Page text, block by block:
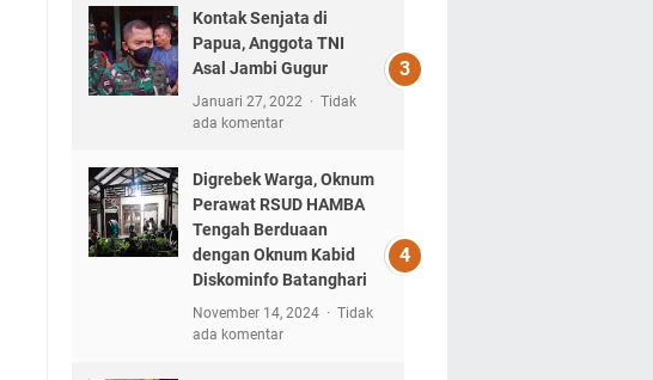
Kontak Senjata di
Papua, Anggota TNI
Asal Jambi Gugur
Januari 27, 2022
Tidak
ada komentar
Digrebek Warga, Oknum
Perawat RSUD HAMBA
Tengah Berduaan
dengan Oknum Kabid
Diskominfo Batanghari
November 14, 2024
Tidak
ada komentar